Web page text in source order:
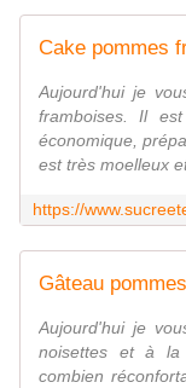
Aujourd'hui je
framboises. Il
économique,
est très moelleux et
Aujourd'hui je
noisettes et à la
combien